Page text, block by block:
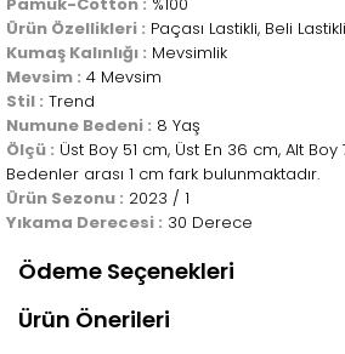
Pamuk-Cotton : %100
Ürün Özellikleri : Paçası Lastikli, Beli
Kumaş Kalınlığı : Mevsimlik
Mevsim : 4 Mevsim
Stil : Trend
Numune Bedeni : 8 Yaş
Ölçü : Üst Boy 51 cm, Üst En 36 cm, Alt
Bedenler arası 1 cm fark bulunmaktadır.
Ürün Sezonu : 2023 / 1
Yıkama Derecesi : 30 Derece
Ödeme Seçenekleri
Ürün Önerileri